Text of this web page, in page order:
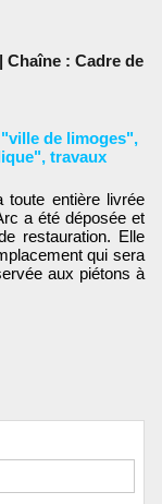
Chaîne : Cadre de
"ville de limoges",
, travaux
toute entière livrée
a été déposée et
restauration. Elle
qui sera
aux piétons à